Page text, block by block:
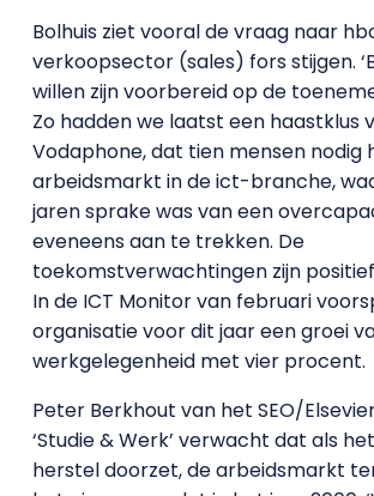
Bolhuis ziet vooral de vraag naar
verkoopsector (sales) fors stijgen.
willen zijn voorbereid op de
Zo hadden we laatst een haastklus
Vodaphone, dat tien mensen nodig
arbeidsmarkt in de ict-branche,
jaren sprake was van een
eveneens aan te trekken. De
toekomstverwachtingen zijn
In de ICT Monitor van februari
organisatie voor dit jaar een groei
werkgelegenheid met vier procent.
Peter Berkhout van het SEO/
‘Studie & Werk’ verwacht dat als
herstel doorzet, de arbeidsmarkt